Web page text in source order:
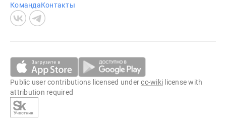
КомандаКонтакты
Public user contributions licensed undercc-wiki license with
attribution required